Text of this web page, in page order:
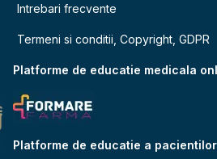
Intrebari frecvente
Termeni si conditii, Copyright, GDPR
Platforme de educatie medicala
Platforme de educatie a